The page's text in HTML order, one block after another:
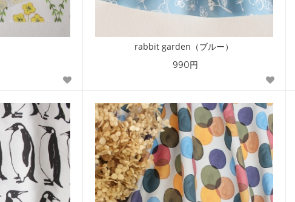
rabbit garden（ブルー）
990円